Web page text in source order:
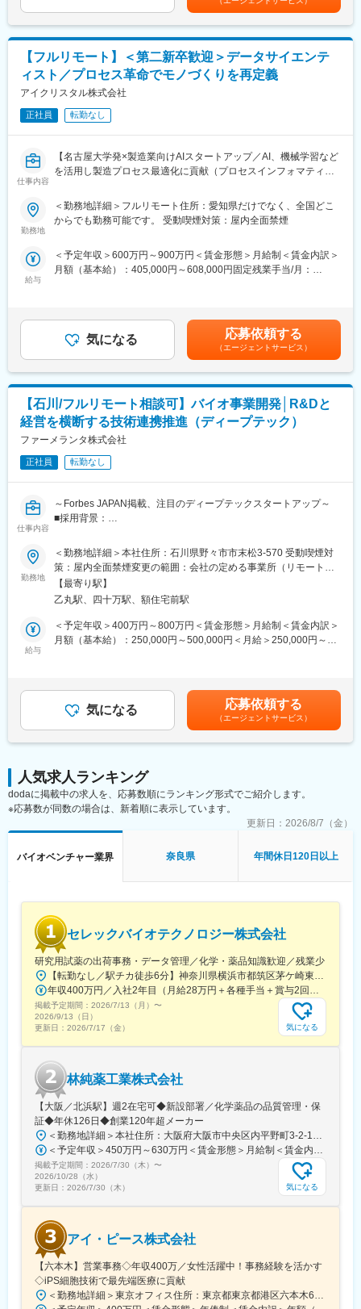
仲間はAIエンジニアや大手企業出身者など多彩なメンバーで、資
金調達も完了し、業界のトップランナーとして走り続けていま
す。
国家プロジェクトや大手企業との共同研究も進行中で、日本のも
のづくりに新しい常識を生み出す挑戦を続けています。
・CAE解析にAIを組み合わせたソリューションの経験を積むこと
が可能です。
・クライアントの製造現場のエンジニアの方々とのコミュニケー
ション機会も豊富です。現場の方から情報を引き出すためのコミ
■中途入社者からの声
もフラットに議論できる」「自社開発の教育システムで学びなが
らスピード成長」「国家プロジェクトや大手企業との共同研究に
■フルリモート勤務
どこからでも勤務可能です。実際に隔月出社のペースで働いてい
る社員もいます。
・名古屋大学・宇治原研究室の先端研究を基盤に生まれたスター
トアップ企業です。
・製造業の「当たり前」を変える新技術である、プロセスインフ
ンを作り、仮想実験で最適条件を瞬時に導きます。結果、開発期
間は短縮、さらに高品質な製品開発に繋げることができます。
・仲間はAIエンジニアや大手企業出身者など多彩なメンバーで構
成され、資金調達も完了しています。
・国家プロジェクトや大手企業との共同研究も進行中で、日本の
ものづくりに新しい常識を生み出す挑戦を続けています。
ります。月給(月額)は固定手当を含めた表記です。
【フルリモート】＜第二新卒歓迎＞データサイエンテ
ィスト／プロセス革命でモノづくりを再定義
アイクリスタル株式会社
正社員 転勤なし
仕事内容
【名古屋大学発×製造業向けAIスタートアップ／AI、機械学習など
を活用し製造プロセス最適化に貢献（プロセスインフォマティク
■業務内容
製造業のクライアントから頂く現場の各種データを解析し、生産
案を担当して頂きます。企業や大学との共同研究プロジェクトも
多く、新規性のあるものについては学会発表や論文投稿、特許の
で最適化し、顧客の製品の品質向上やスピード向上、不良率の低
減などに貢献します。
・製造現場のエンジニアとコミュニケーション機会も豊富です。
現場の方から情報を引き出すためコミュニケーション力や課題を
抽出し整理する力が身につきます。
■中途入社者からの声
「前職の経験を活かしながら新しい技術に挑戦できる」「役員と
もフラットに議論できる環境」「自社開発の教育システムで学び
ながらスピード成長」「国家プロジェクトや大手企業との共同研
■フルリモート勤務
どこからでも勤務可能です。実際に隔月出社のペースで働いてい
る社員もいます。
※入社後1か月は社員を知る目的で出社を頂きます。
■当社について
名古屋大学・宇治原研究室の先端研究を基盤に生まれたスタート
アップ企業です。
わずかな実データからデジタルツインを作り、仮想実験で最適条
件を瞬時に導きます。
結果、開発期間は短縮、さらに高品質な製品開発につなげること
仲間はAIエンジニアや大手企業出身者など多彩なメンバーで、資
金調達も完了し、業界のトップランナーとして走り続けていま
す。
国家プロジェクトや大手企業との共同研究も進行中で、日本のも
勤務地
＜勤務地詳細＞フルリモート住所：愛知県だけでなく、全国どこ
からでも勤務可能です。 受動喫煙対策：屋内全面禁煙
給与
＜予定年収＞600万円～900万円＜賃金形態＞月給制＜賃金内訳＞
月額（基本給）：405,000円～608,000円固定残業手当/月：
給与改定：年2回（１月、７月）■賞与：年2回（3月、9月）賃金
はあくまでも目安の金額であり、選考を通じて上下する可能性が
あります。月給(月額)は固定手当を含めた表記です。
気になる 応募依頼する
（エージェントサービス）
【石川/フルリモート相談可】バイオ事業開発│R&Dと
経営を横断する技術連携推進（ディープテック）
ファーメランタ株式会社
正社員 転勤なし
仕事内容
～Forbes JAPAN掲載、注目のディープテックスタートアップ～
■採用背景：
づくり拠点を構築するスタートアップです。創業以来、パイプラ
インと外部連携を拡大しており、R&D・事業開発・経営の「あい
だ」を担う新規ポジションを募集します。
■ポジション概要：
研究と事業をつなぐ現場に近い距離で、技術評価・協力関係検
討・新技術導入に横断的に関わるエントリー～ジュニア向けポジ
ションです。外部の研究者・企業・CDMO・ベンダーとの連携プ
い方を歓迎します。
7カ国以上のメンバーが集う国際チームで、海外との共同研究・技
術連携・事業連携が日常的に進んでいます。
の作成補助
◇新規PJT候補の技術的フィージビリティ検討の補助（文献調
査、社内データ収集、関係部署との調整等）
◇顧客・共同研究先・CDMO・ベンダーなど外部ステークホルダ
席、フォローアップ）
◇AIツール、ラボオートメーション、先端分析機器などの新技術
導入における情報収集、デモ調整、評価結果の整理
◇プロジェクト・パートナー・技術動向に関する社内データベー
ス/トラッカーの更新・管理
■仕事魅力：
◇R&D・BD・経営の交差点で、会社の技術判断と提携判断のプロ
セスを学べる
れられる
◇スタートアップらしいスピード感の中で、専門性と実務経験を
急速に広げられる
◇海外パートナー訪問や国際学会への出張機会など、国内外でグ
ローバルな実務経験を積める
◇石川を拠点としつつ、能力・役割に応じてフルリモートも相談
可能
変更の範囲：会社の定める業務
勤務地
＜勤務地詳細＞本社住所：石川県野々市市末松3-570 受動喫煙対
策：屋内全面禁煙変更の範囲：会社の定める事業所（リモートワ
ーク含む）
【最寄り駅】
乙丸駅、四十万駅、額住宅前駅
給与
＜予定年収＞400万円～800万円＜賃金形態＞月給制＜賃金内訳＞
月額（基本給）：250,000円～500,000円＜月給＞250,000円～
す。月給(月額)は固定手当を含めた表記です。
気になる 応募依頼する
（エージェントサービス）
人気求人ランキング
dodaに掲載中の求人を、応募数順にランキング形式でご紹介します。
※応募数が同数の場合は、新着順に表示しています。
更新日： 2026/8/7（金）
バイオベンチャー業界 奈良県 年間休日120日以上
セレックバイオテクノロジー株式会社
研究用試薬の出荷事務・データ管理／化学・薬品知識歓迎／残業少
掲載予定期間： 2026/7/13（月） 〜
2026/9/13（日）
更新日： 2026/7/17（金） 気になる
林純薬工業株式会社
【大阪／北浜駅】週2在宅可◆新設部署／化学薬品の品質管理・保
証◆年休126日◆創業120年超メーカー
掲載予定期間： 2026/7/30（木） 〜
2026/10/28（水）
更新日： 2026/7/30（木） 気になる
アイ・ピース株式会社
【六本木】営業事務◇年収400万／女性活躍中！事務経験を活かす
◇iPS細胞技術で最先端医療に貢献